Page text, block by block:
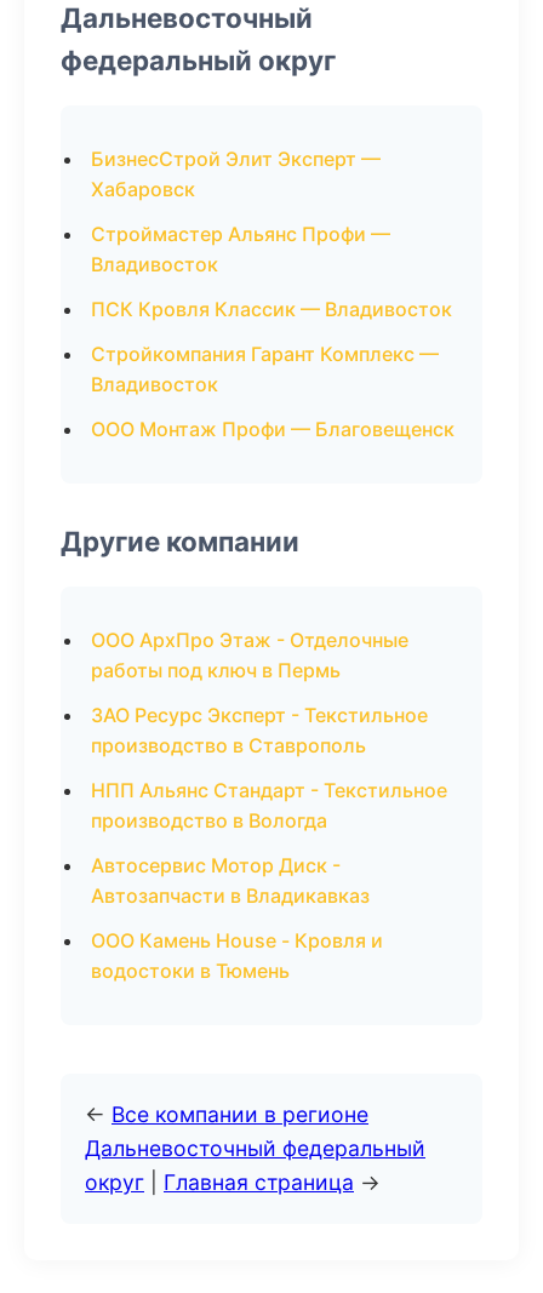
Дальневосточный
федеральный округ
БизнесСтрой Элит Эксперт —
Хабаровск
Строймастер Альянс Профи —
Владивосток
ПСК Кровля Классик — Владивосток
Стройкомпания Гарант Комплекс —
Владивосток
ООО Монтаж Профи — Благовещенск
Другие компании
ООО АрхПро Этаж - Отделочные
работы под ключ в Пермь
ЗАО Ресурс Эксперт - Текстильное
производство в Ставрополь
НПП Альянс Стандарт - Текстильное
производство в Вологда
Автосервис Мотор Диск -
Автозапчасти в Владикавказ
ООО Камень House - Кровля и
водостоки в Тюмень
← Все компании в регионе
Дальневосточный федеральный
округ
Главная страница →